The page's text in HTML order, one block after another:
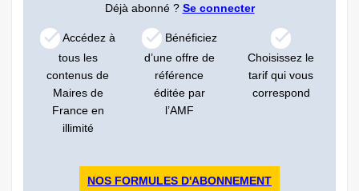
Déjà abonné ? Se connecter
Accédez à
tous les
contenus de
Maires de
France en
illimité
Bénéficiez
d’une offre de
référence
éditée par
l’AMF
Choisissez le
tarif qui vous
correspond
NOS FORMULES D'ABONNEMENT